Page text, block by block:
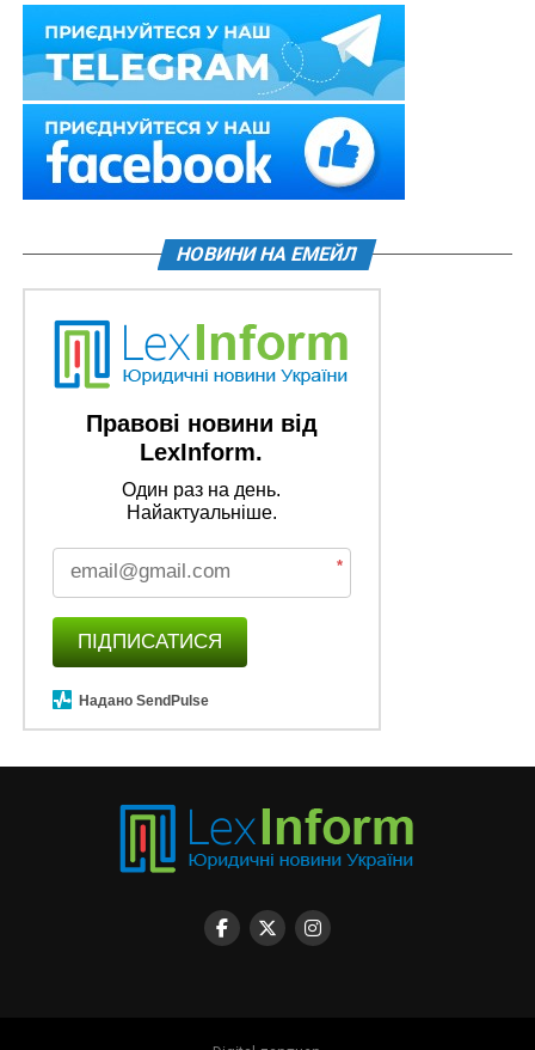
НОВИНИ НА ЕМЕЙЛ
Правові новини від
LexInform.
Один раз на день.
Найактуальніше.
*
ПІДПИСАТИСЯ
Надано SendPulse